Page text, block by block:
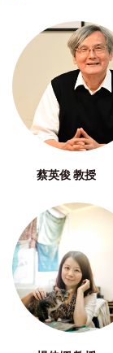
蔡英俊 教授